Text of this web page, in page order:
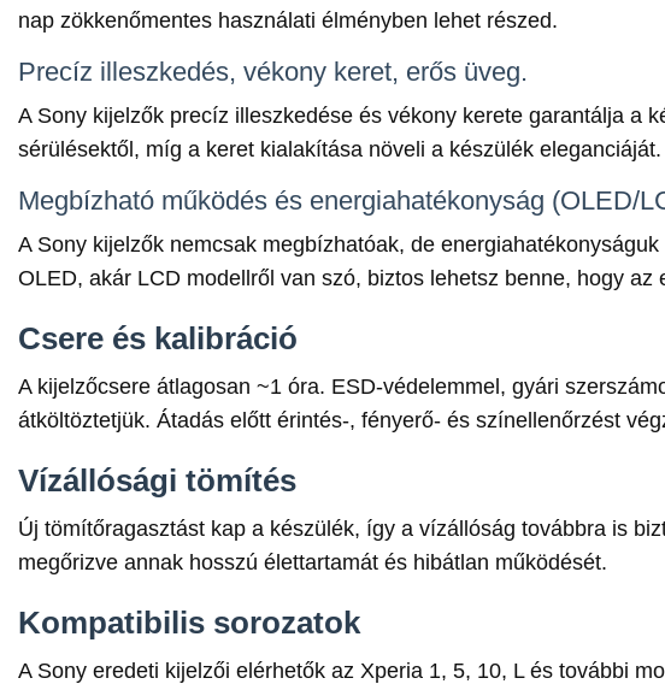
nap zökkenőmentes használati élményben lehet részed.
Precíz illeszkedés, vékony keret, erős üveg.
A Sony kijelzők precíz illeszkedése és vékony kerete garantálja a
sérülésektől, míg a keret kialakítása növeli a készülék eleganciáját.
Megbízható működés és energiahatékonyság (OLED/
A Sony kijelzők nemcsak megbízhatóak, de
OLED, akár LCD modellről van szó, biztos lehetsz benne, hogy az
Csere és kalibráció
A kijelzőcsere átlagosan ~1 óra. ESD-védelemmel, gyári
átköltöztetjük. Átadás előtt érintés-, fényerő- és színellenőrzést
Vízállósági tömítés
Új tömítőragasztást kap a készülék, így a vízállóság továbbra is
megőrizve annak hosszú élettartamát és hibátlan működését.
Kompatibilis sorozatok
A Sony eredeti kijelzői elérhetők az Xperia 1, 5, 10, L és további